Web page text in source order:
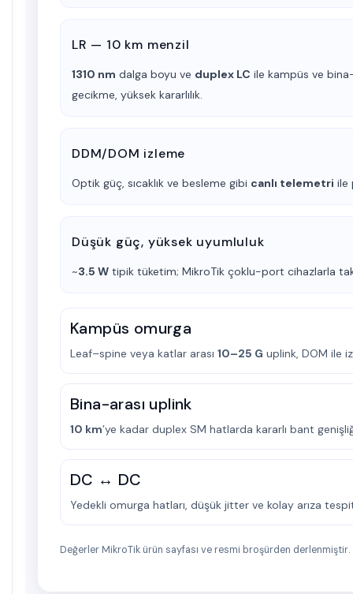
LR — 10 km menzil
1310 nm dalga boyu ve duplex LC ile kampüs ve
gecikme, yüksek kararlılık.
DDM/DOM izleme
Optik güç, sıcaklık ve besleme gibi canlı telemetri ile
Düşük güç, yüksek uyumluluk
~3.5 W tipik tüketim; MikroTik çoklu-port cihazlarla
Kampüs omurga
Leaf–spine veya katlar arası 10–25 G uplink, DOM ile
Bina-arası uplink
10 km’ye kadar duplex SM hatlarda kararlı bant
DC ↔ DC
Yedekli omurga hatları, düşük jitter ve kolay arıza
Değerler MikroTik ürün sayfası ve resmi broşürden derlenmiştir.